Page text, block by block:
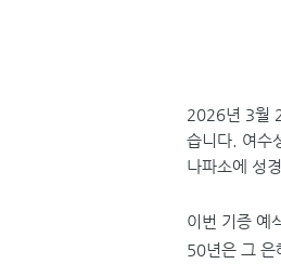
2026년 3월
습니다
여수
나파소에 성
이번 기증 예
50년은 그 은